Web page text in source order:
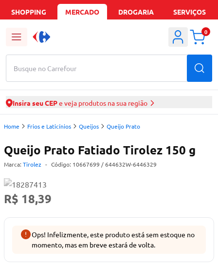
SHOPPING MERCADO DROGARIA SERVIÇOS
Busque no Carrefour
0
Insira seu CEPe veja produtos na sua região
Home Frios e Laticínios Queijos Queijo Prato
Queijo Prato Fatiado Tirolez 150 g
Marca: Tirolez - Código: 10667699 / 644632W-6446329
R$ 18,39
Ops! Infelizmente, este produto está sem estoque no
momento, mas em breve estará de volta.